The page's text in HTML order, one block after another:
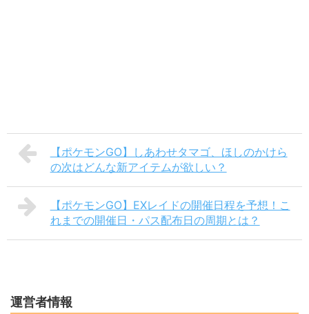
【ポケモンGO】しあわせタマゴ、ほしのかけら
の次はどんな新アイテムが欲しい？
【ポケモンGO】EXレイドの開催日程を予想！こ
れまでの開催日・パス配布日の周期とは？
運営者情報